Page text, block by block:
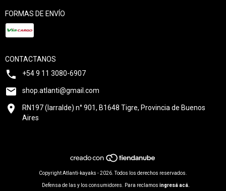
FORMAS DE ENVÍO
CONTACTANOS
+54 9 11 3080-6907
shop.atlanti@gmail.com
RN197 (larralde) n° 901, B1648 Tigre, Provincia de Buenos
Aires
Copyright Atlanti-kayaks - 2026. Todos los derechos reservados.
Defensa de las y los consumidores. Para reclamos ingresá acá.